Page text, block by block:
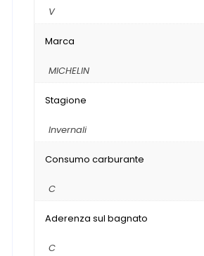
V
Marca
MICHELIN
Stagione
Invernali
Consumo carburante
C
Aderenza sul bagnato
C